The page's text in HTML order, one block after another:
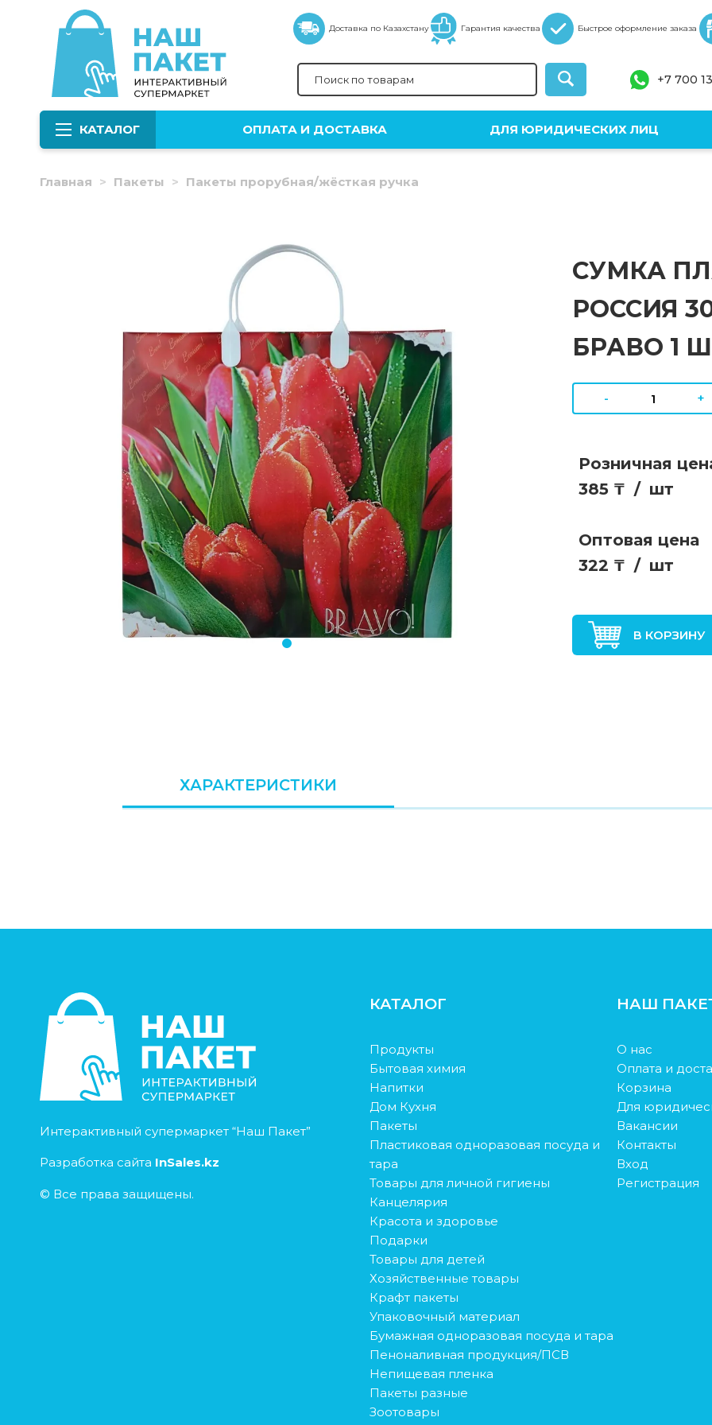
Доставка по Казахстану Гарантия качества Быстрое оформление заказа
+7 700
КАТАЛОГ ОПЛАТА И ДОСТАВКА ДЛЯ ЮРИДИЧЕСКИХ ЛИЦ
Главная Пакеты Пакеты прорубная/жёсткая ручка
СУМКА
РОССИЯ
БРАВО 1
- +
Розничная
385 ₸ / шт
Оптовая цена
322 ₸ / шт
В КОРЗИНУ
ХАРАКТЕРИСТИКИ
Интерактивный супермаркет “Наш Пакет”
Разработка сайта InSales.kz
© Все права защищены.
КАТАЛОГ
Продукты
Бытовая химия
Напитки
Дом Кухня
Пакеты
Пластиковая одноразовая посуда и
тара
Товары для личной гигиены
Канцелярия
Красота и здоровье
Подарки
Товары для детей
Хозяйственные товары
Крафт пакеты
Упаковочный материал
Бумажная одноразовая посуда и тара
Пеноналивная продукция/ПСВ
Непищевая пленка
Пакеты разные
Зоотовары
НАШ
О нас
Оплата и
Корзина
Для
Вакансии
Контакты
Вход
Регистрация